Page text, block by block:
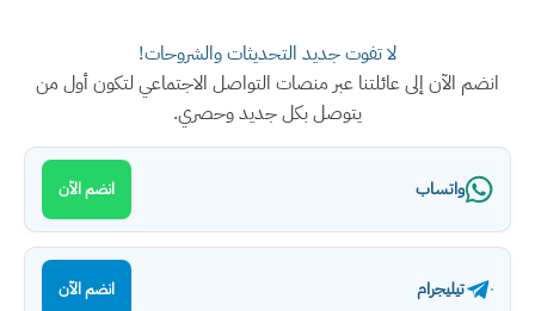
لا تفوت جديد التحديثات والشروحات!
انضم الآن إلى عائلتنا عبر منصات التواصل الاجتماعي لتكون أول من
يتوصل بكل جديد وحصري.
واتساب انضم الآن
تيليجرام انضم الآن